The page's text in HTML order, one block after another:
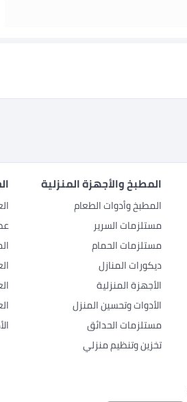
المطبخ والأجهزة المنزلية
المطبخ وأدوات الطعام
مستلزمات السرير
مستلزمات الحمام
ديكورات المنازل
الأجهزة المنزلية
الأدوات وتحسين المنزل
مستلزمات الحدائق
تخزين وتنظيم منزلي